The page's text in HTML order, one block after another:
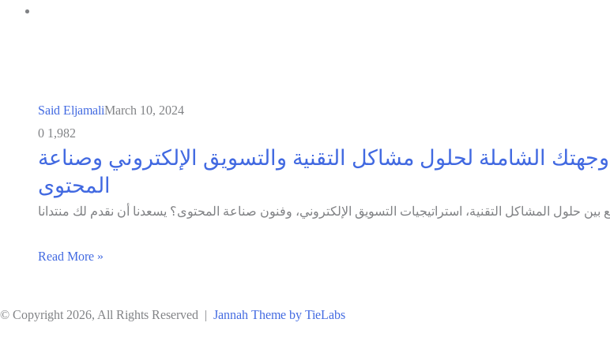
Said EljamaliMarch 10, 2024
0 1,982
وجهتك الشاملة لحلول مشاكل التقنية والتسويق الإلكتروني وصناعة
المحتوى
Read More »
© Copyright 2026, All Rights Reserved | Jannah Theme by TieLabs